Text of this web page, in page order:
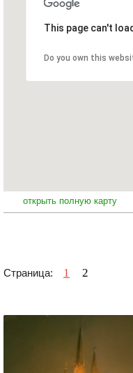
This page can't
Do you own this
открыть полную карту
Страница: 1 2